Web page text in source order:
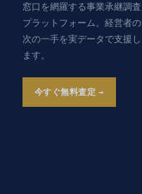
窓口を網羅する事業承継調査
プラットフォーム。経営者の
次の一手を実データで支援し
ます。
今すぐ無料査定